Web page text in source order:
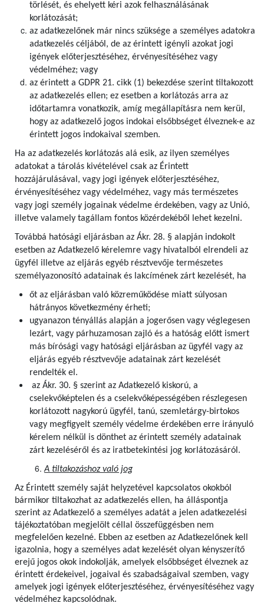
törlését, és ehelyett kéri azok felhasználásának
korlátozását;
az adatkezelőnek már nincs szüksége a személyes adatokra
adatkezelés céljából, de az érintett igényli azokat jogi
igények előterjesztéséhez, érvényesítéséhez vagy
védelméhez; vagy
az érintett a GDPR 21. cikk (1) bekezdése szerint tiltakozott
az adatkezelés ellen; ez esetben a korlátozás arra az
időtartamra vonatkozik, amíg megállapításra nem kerül,
hogy az adatkezelő jogos indokai elsőbbséget élveznek-e az
érintett jogos indokaival szemben.
Ha az adatkezelés korlátozás alá esik, az ilyen személyes
adatokat a tárolás kivételével csak az Érintett
hozzájárulásával, vagy jogi igények előterjesztéséhez,
érvényesítéséhez vagy védelméhez, vagy más természetes
vagy jogi személy jogainak védelme érdekében, vagy az Unió,
illetve valamely tagállam fontos közérdekéből lehet kezelni.
Továbbá hatósági eljárásban az Ákr. 28. § alapján indokolt
esetben az Adatkezelő kérelemre vagy hivatalból elrendeli az
ügyfél illetve az eljárás egyéb résztvevője természetes
személyazonosító adatainak és lakcímének zárt kezelését, ha
őt az eljárásban való közreműködése miatt súlyosan
hátrányos következmény érheti;
ugyanazon tényállás alapján a jogerősen vagy véglegesen
lezárt, vagy párhuzamosan zajló és a hatóság előtt ismert
más bírósági vagy hatósági eljárásban az ügyfél vagy az
eljárás egyéb résztvevője adatainak zárt kezelését
rendelték el.
az Ákr. 30. § szerint az Adatkezelő kiskorú, a
cselekvőképtelen és a cselekvőképességében részlegesen
korlátozott nagykorú ügyfél, tanú, szemletárgy-birtokos
vagy megfigyelt személy védelme érdekében erre irányuló
kérelem nélkül is dönthet az érintett személy adatainak
zárt kezeléséről és az iratbetekintési jog korlátozásáról.
A tiltakozáshoz való jog
Az Érintett személy saját helyzetével kapcsolatos okokból
bármikor tiltakozhat az adatkezelés ellen, ha álláspontja
szerint az Adatkezelő a személyes adatát a jelen adatkezelési
tájékoztatóban megjelölt céllal összefüggésben nem
megfelelően kezelné. Ebben az esetben az Adatkezelőnek kell
igazolnia, hogy a személyes adat kezelését olyan kényszerítő
erejű jogos okok indokolják, amelyek elsőbbséget élveznek az
érintett érdekeivel, jogaival és szabadságaival szemben, vagy
amelyek jogi igények előterjesztéséhez, érvényesítéséhez vagy
védelméhez kapcsolódnak.